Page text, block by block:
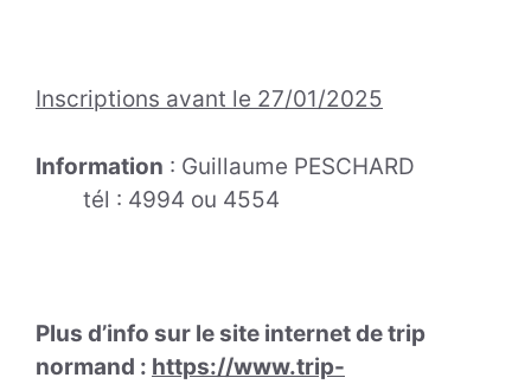
Inscriptions avant le 27/01/2025
Information : Guillaume PESCHARD
tél : 4994 ou 4554
Plus d’info sur le site internet de trip
normand : https://www.trip-